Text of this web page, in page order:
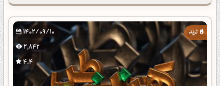
1402/09/10
2,842
4.4